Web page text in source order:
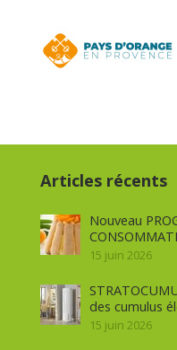
Articles récents
Nouveau
15 juin 2026
des cumulus
15 juin 2026